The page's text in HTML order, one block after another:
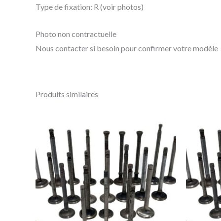
Type de fixation: R (voir photos)
Photo non contractuelle
Nous contacter si besoin pour confirmer votre modèle
Produits similaires
produit
plusieurs
variations.
Les
options
peuvent